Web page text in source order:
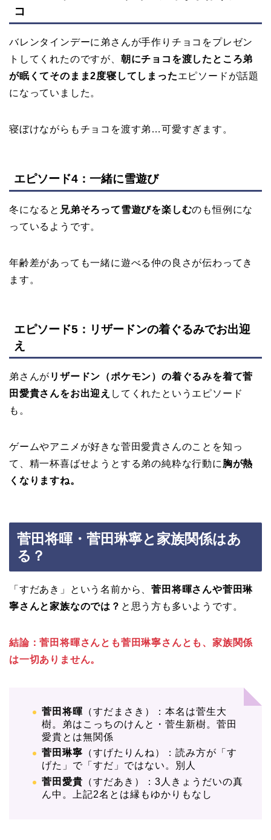
コ
バレンタインデーに弟さんが手作りチョコをプレゼン
トしてくれたのですが、 朝にチョコを渡したところ弟
が眠くてそのまま2度寝してしまったエピソードが話題
になっていました。
寝ぼけながらもチョコを渡す弟…可愛すぎます。
エピソード4：一緒に雪遊び
冬になると 兄弟そろって雪遊びを楽しむのも恒例にな
っているようです。
年齢差があっても一緒に遊べる仲の良さが伝わってき
ます。
エピソード5：リザードンの着ぐるみでお出迎
え
弟さんが リザードン（ポケモン）の着ぐるみを着て菅
田愛貴さんをお出迎え してくれたというエピソード
も。
ゲームやアニメが好きな菅田愛貴さんのことを知っ
て、精一杯喜ばせようとする弟の純粋な行動に胸が熱
くなりますね。
菅田将暉・菅田琳寧と家族関係はあ
る？
「すだあき」という名前から、菅田将暉さんや菅田琳
寧さんと家族なのでは？ と思う方も多いようです。
結論：菅田将暉さんとも菅田琳寧さんとも、家族関係
は一切ありません。
菅田将暉 （すだまさき）：本名は菅生大
樹。弟はこっちのけんと・菅生新樹。菅田
愛貴とは無関係
菅田琳寧 （すげたりんね）：読み方が「す
げた」で「すだ」ではない。別人
菅田愛貴 （すだあき）：3人きょうだいの真
ん中。上記2名とは縁もゆかりもなし